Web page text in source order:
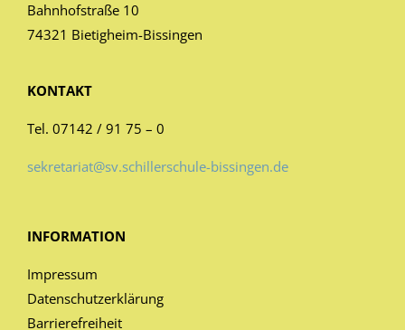
Bahnhofstraße 10
74321 Bietigheim-Bissingen
KONTAKT
Tel. 07142 / 91 75 – 0
sekretariat@sv.schillerschule-bissingen.de
INFORMATION
Impressum
Datenschutzerklärung
Barrierefreiheit